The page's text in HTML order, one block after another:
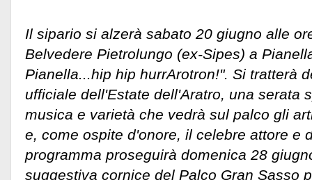
Il sipario si alzerà sabato 20 giugno alle
Belvedere Pietrolungo (ex-Sipes) a
Pianella...hip hip hurrArotron!". Si tratterà
ufficiale dell'Estate dell'Aratro, una serata
musica e varietà che vedrà sul palco gli
e, come ospite d'onore, il celebre attore e
programma proseguirà domenica 28
suggestiva cornice del Palco Gran Sasso